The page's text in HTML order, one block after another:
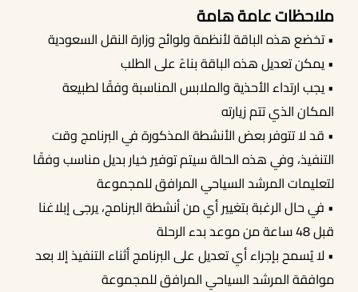
ملاحظات عامة هامة
• تخضع هذه الباقة لأنظمة ولوائح وزارة النقل السعودية
• يمكن تعديل هذه الباقة بناءً على الطلب
• يجب ارتداء الأحذية والملابس المناسبة وفقًا لطبيعة
المكان الذي تتم زيارته
• قد لا تتوفر بعض الأنشطة المذكورة في البرنامج وقت
التنفيذ، وفي هذه الحالة سيتم توفير خيار بديل مناسب وفقًا
لتعليمات المرشد السياحي المرافق للمجموعة
• في حال الرغبة بتغيير أي من أنشطة البرنامج، يرجى إبلاغنا
قبل 48 ساعة من موعد بدء الرحلة
• لا يُسمح بإجراء أي تعديل على البرنامج أثناء التنفيذ إلا بعد
موافقة المرشد السياحي المرافق للمجموعة